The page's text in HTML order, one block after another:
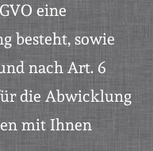
eine
besteht, sowie
nach Art. 6
die Abwicklung
mit Ihnen